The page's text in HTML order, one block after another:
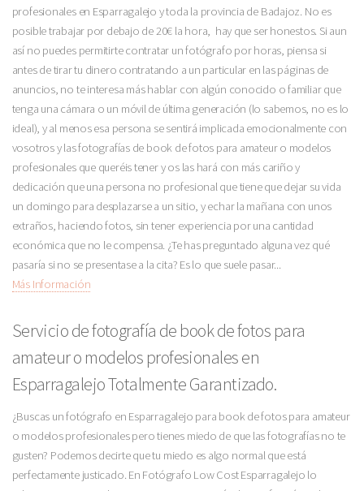
profesionales en Esparragalejo y toda la provincia de Badajoz. No es
posible trabajar por debajo de 20€ la hora, hay que ser honestos. Si aun
así no puedes permitirte contratar un fotógrafo por horas, piensa si
antes de tirar tu dinero contratando a un particular en las páginas de
anuncios, no te interesa más hablar con algún conocido o familiar que
tenga una cámara o un móvil de última generación (lo sabemos, no es lo
ideal), y al menos esa persona se sentirá implicada emocionalmente con
vosotros y las fotografías de book de fotos para amateur o modelos
profesionales que queréis tener y os las hará con más cariño y
dedicación que una persona no profesional que tiene que dejar su vida
un domingo para desplazarse a un sitio, y echar la mañana con unos
extraños, haciendo fotos, sin tener experiencia por una cantidad
económica que no le compensa. ¿Te has preguntado alguna vez qué
pasaría si no se presentase a la cita? Es lo que suele pasar...
Más Información
Servicio de fotografía de book de fotos para
amateur o modelos profesionales en
Esparragalejo Totalmente Garantizado.
¿Buscas un fotógrafo en Esparragalejo para book de fotos para amateur
o modelos profesionales pero tienes miedo de que las fotografías no te
gusten? Podemos decirte que tu miedo es algo normal que está
perfectamente justicado. En Fotógrafo Low Cost Esparragalejo lo